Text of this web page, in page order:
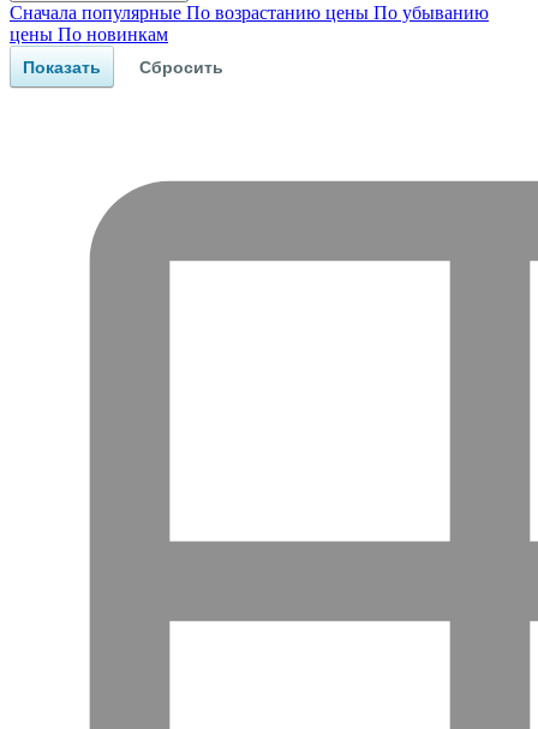
Сначала популярные По возрастанию цены По убыванию
цены По новинкам